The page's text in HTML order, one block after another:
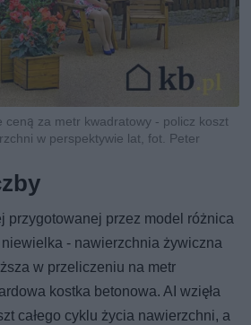
ceną za metr kwadratowy - policz koszt
w perspektywie lat, fot. Peter
przygotowanej przez model różnica
niewielka - nawierzchnia żywiczna
w przeliczeniu na metr
kostka betonowa. AI wzięła
całego cyklu życia nawierzchni, a